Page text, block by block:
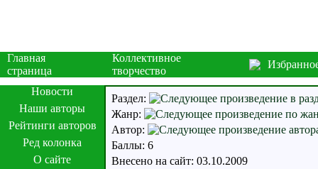
Главная
страница
Коллективное
творчество
Новости
Наши авторы
Рейтинги авторов
Ред колонка
О сайте
Раздел:
Жанр:
Автор:
Баллы: 6
Внесено на сайт: 03.10.2009